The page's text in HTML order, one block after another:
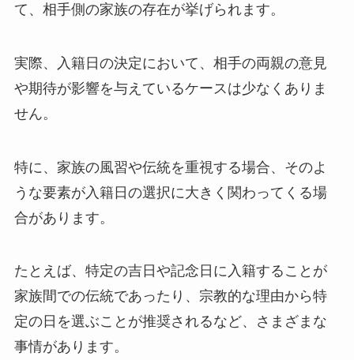
て、相手側の家族の存在が挙げられます。
実際、入籍日の決定において、相手の両親の意見
や期待が影響を与えているケースは少なくありま
せん。
特に、家族の風習や伝統を重視する場合、そのよ
うな要素が入籍日の選択に大きく関わってくる場
合があります。
たとえば、特定の吉日や記念日に入籍することが
家族間での伝統であったり、宗教的な理由から特
定の日を選ぶことが推奨されるなど、さまざまな
事情があります。